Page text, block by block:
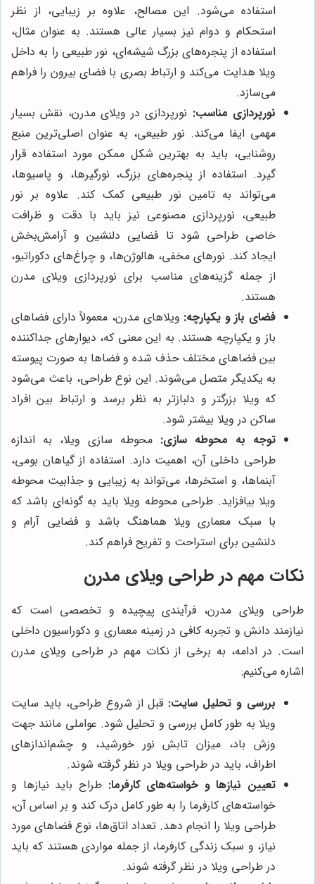
استفاده می‌شود. این مصالح، علاوه بر زیبایی، از نظر
استحکام و دوام نیز بسیار عالی هستند. به عنوان مثال،
استفاده از پنجره‌های بزرگ شیشه‌ای، نور طبیعی را به داخل
ویلا هدایت می‌کند و ارتباط بصری با فضای بیرون را فراهم
می‌سازد.
نورپردازی مناسب: نورپردازی در ویلای مدرن، نقش بسیار
مهمی ایفا می‌کند. نور طبیعی، به عنوان اصلی‌ترین منبع
روشنایی، باید به بهترین شکل ممکن مورد استفاده قرار
گیرد. استفاده از پنجره‌های بزرگ، نورگیرها، و پاسیوها،
می‌تواند به تامین نور طبیعی کمک کند. علاوه بر نور
طبیعی، نورپردازی مصنوعی نیز باید با دقت و ظرافت
خاصی طراحی شود تا فضایی دلنشین و آرامش‌بخش
ایجاد کند. نورهای مخفی، هالوژن‌ها، و چراغ‌های دکوراتیو،
از جمله گزینه‌های مناسب برای نورپردازی ویلای مدرن
هستند.
فضای باز و یکپارچه: ویلاهای مدرن، معمولاً دارای فضاهای
باز و یکپارچه هستند. به این معنی که، دیوارهای جداکننده
بین فضاهای مختلف حذف شده و فضاها به صورت پیوسته
به یکدیگر متصل می‌شوند. این نوع طراحی، باعث می‌شود
که ویلا بزرگتر و دلبازتر به نظر برسد و ارتباط بین افراد
ساکن در ویلا بیشتر شود.
توجه به محوطه سازی: محوطه سازی ویلا، به اندازه
طراحی داخلی آن، اهمیت دارد. استفاده از گیاهان بومی،
آبنماها، و استخرها، می‌تواند به زیبایی و جذابیت محوطه
ویلا بیافزاید. طراحی محوطه ویلا باید به گونه‌ای باشد که
با سبک معماری ویلا هماهنگ باشد و فضایی آرام و
دلنشین برای استراحت و تفریح فراهم کند.
نکات مهم در طراحی ویلای مدرن
طراحی ویلای مدرن، فرآیندی پیچیده و تخصصی است که
نیازمند دانش و تجربه کافی در زمینه معماری و دکوراسیون داخلی
است. در ادامه، به برخی از نکات مهم در طراحی ویلای مدرن
اشاره می‌کنیم:
بررسی و تحلیل سایت: قبل از شروع طراحی، باید سایت
ویلا به طور کامل بررسی و تحلیل شود. عواملی مانند جهت
وزش باد، میزان تابش نور خورشید، و چشم‌اندازهای
اطراف، باید در طراحی ویلا در نظر گرفته شوند.
تعیین نیازها و خواسته‌های کارفرما: طراح باید نیازها و
خواسته‌های کارفرما را به طور کامل درک کند و بر اساس آن،
طراحی ویلا را انجام دهد. تعداد اتاق‌ها، نوع فضاهای مورد
نیاز، و سبک زندگی کارفرما، از جمله مواردی هستند که باید
در طراحی ویلا در نظر گرفته شوند.